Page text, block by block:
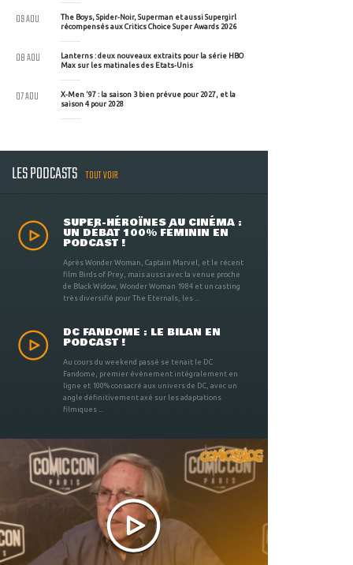
The Boys, Spider-Noir, Superman et aussi Supergirl
récompensés aux Critics Choice Super Awards 2026
09 AOU
Lanterns : deux nouveaux extraits pour la série HBO
Max sur les matinales des Etats-Unis
08 AOU
X-Men '97 : la saison 3 bien prévue pour 2027, et la
saison 4 pour 2028
07 AOU
LES PODCASTS TOUT VOIR
SUPER-HÉROÏNES AU CINÉMA :
UN DÉBAT 100% FÉMININ EN
PODCAST !
Après Wonder Woman, Captain Marvel, et le récent
film Birds of Prey, mais aussi avec la venue proche
de Black Widow, Wonder Woman 1984 et un casting
très diversifié pour The Eternals, les ...
DC FANDOME : LE BILAN EN
PODCAST !
Au cours du weekend passé se tenait le DC
Fandome, premier évènement intégralement en
ligne et 100% consacré aux univers de DC, avec un
angle définitivement axé sur les adaptations
filmiques ...